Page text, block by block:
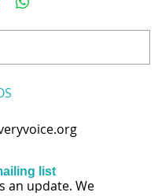
list
an update. We